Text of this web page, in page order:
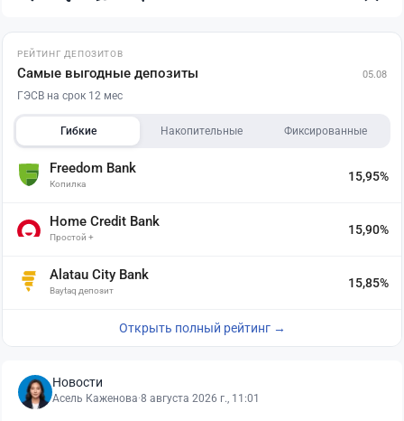
РЕЙТИНГ ДЕПОЗИТОВ
Самые выгодные депозиты 05.08
ГЭСВ на срок 12 мес
Гибкие Накопительные Фиксированные
Freedom Bank
Копилка
15,95%
Home Credit Bank
Простой +
15,90%
Alatau City Bank
Baytaq депозит
15,85%
Открыть полный рейтинг →
Новости
Асель Каженова·8 августа 2026 г., 11:01